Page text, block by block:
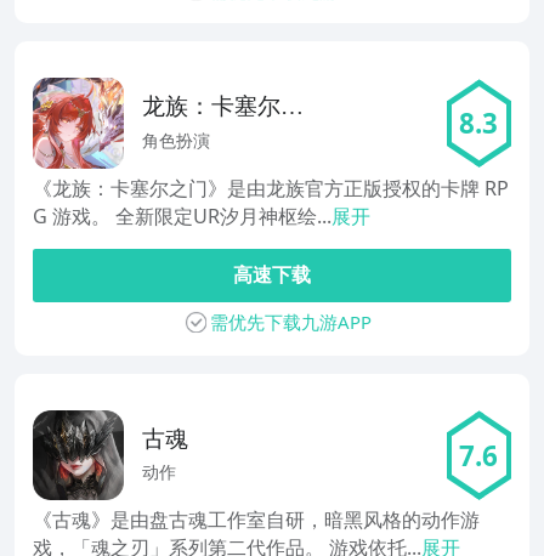
龙族：卡塞尔之
门
角色扮演 8.3
《龙族：卡塞尔之门》是由龙族官方正版授权的卡牌 RP
G 游戏。 全新限定UR汐月神枢绘...展开
高速下载
需优先下载九游APP
古魂
动作 7.6
《古魂》是由盘古魂工作室自研，暗黑风格的动作游
戏，「魂之刃」系列第二代作品。 游戏依托...展开